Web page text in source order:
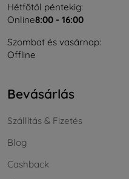
Hétfőtől péntekig:
Online8:00 - 16:00
Szombat és vasárnap:
Offline
Bevásárlás
Szállítás & Fizetés
Blog
Cashback